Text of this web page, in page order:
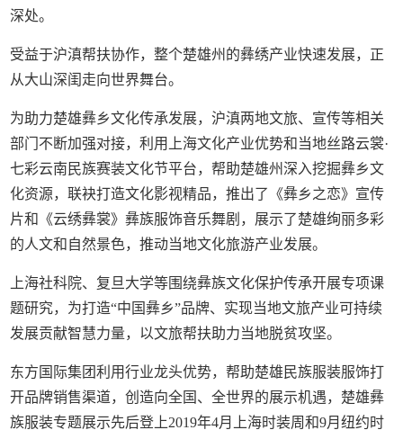
深处。
受益于沪滇帮扶协作，整个楚雄州的彝绣产业快速发展，正
从大山深闺走向世界舞台。
为助力楚雄彝乡文化传承发展，沪滇两地文旅、宣传等相关
部门不断加强对接，利用上海文化产业优势和当地丝路云裳·
七彩云南民族赛装文化节平台，帮助楚雄州深入挖掘彝乡文
化资源，联袂打造文化影视精品，推出了《彝乡之恋》宣传
片和《云绣彝裳》彝族服饰音乐舞剧，展示了楚雄绚丽多彩
的人文和自然景色，推动当地文化旅游产业发展。
上海社科院、复旦大学等围绕彝族文化保护传承开展专项课
题研究，为打造“中国彝乡”品牌、实现当地文旅产业可持续
发展贡献智慧力量，以文旅帮扶助力当地脱贫攻坚。
东方国际集团利用行业龙头优势，帮助楚雄民族服装服饰打
开品牌销售渠道，创造向全国、全世界的展示机遇，楚雄彝
族服装专题展示先后登上2019年4月上海时装周和9月纽约时